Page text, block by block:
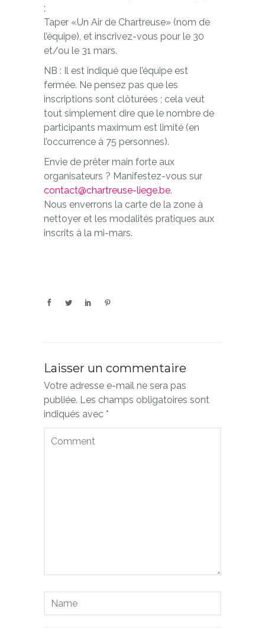
;
Taper «Un Air de Chartreuse» (nom de
l’équipe), et inscrivez-vous pour le 30
et/ou le 31 mars.
NB : Il est indiqué que l’équipe est
fermée. Ne pensez pas que les
inscriptions sont clôturées ; cela veut
tout simplement dire que le nombre de
participants maximum est limité (en
l’occurrence à 75 personnes).
Envie de prêter main forte aux
organisateurs ? Manifestez-vous sur
contact@chartreuse-liege.be.
Nous enverrons la carte de la zone à
nettoyer et les modalités pratiques aux
inscrits à la mi-mars.
Laisser un commentaire
Votre adresse e-mail ne sera pas
publiée. Les champs obligatoires sont
indiqués avec *